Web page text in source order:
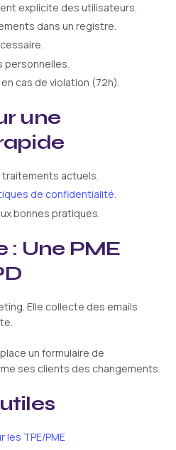
explicite des utilisateurs.
dans un registre.
personnelles.
cas de violation (72h).
une
traitements actuels.
de confidentialité.
bonnes pratiques.
: Une PME
Elle collecte des emails
un formulaire de
ses clients des changements.
les TPE/PME